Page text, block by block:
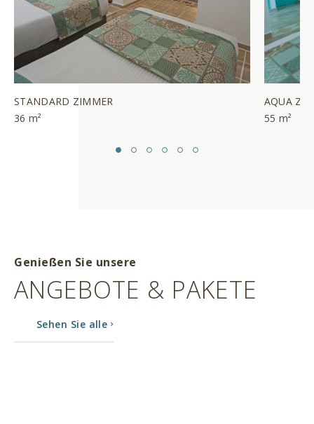
STANDARD ZIMMER
36 m²
AQUA
55 m²
Genießen Sie unsere
ANGEBOTE & PAKETE
Sehen Sie alle